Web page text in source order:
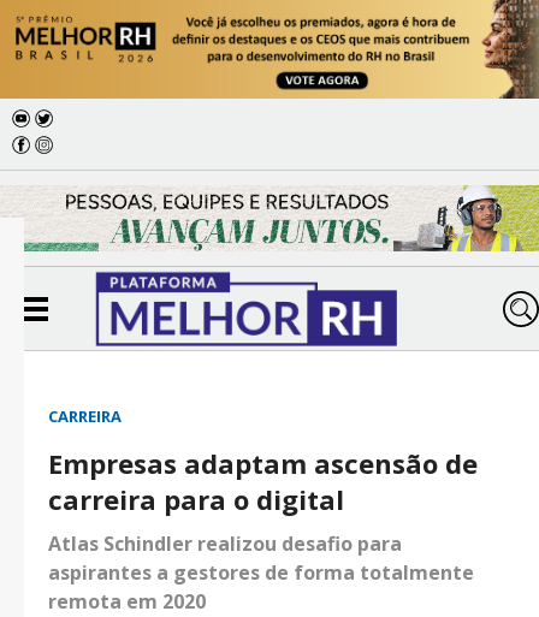
CARREIRA
Empresas adaptam ascensão de
carreira para o digital
Atlas Schindler realizou desafio para
aspirantes a gestores de forma totalmente
remota em 2020